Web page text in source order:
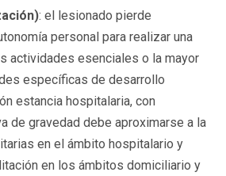
: el lesionado pierde
personal para realizar una
actividades esenciales o la mayor
específicas de desarrollo
estancia hospitalaria, con
de gravedad debe aproximarse a la
en el ámbito hospitalario y
en los ámbitos domiciliario y